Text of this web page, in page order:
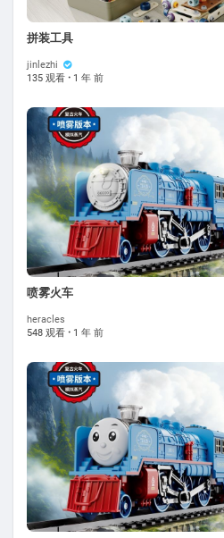
拼装工具
jinlezhi
135 观看 · 1 年 前
喷雾火车
heracles
548 观看 · 1 年 前